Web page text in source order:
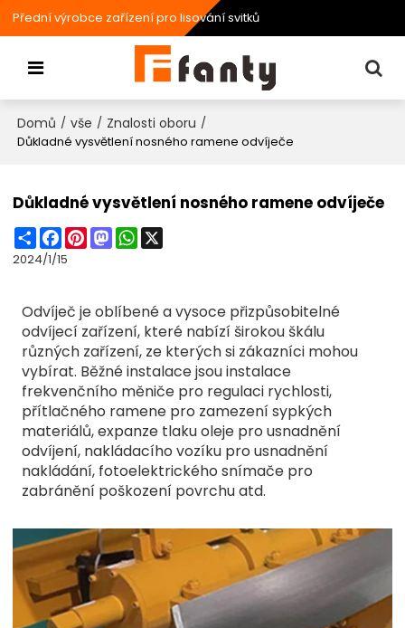
Přední výrobce zařízení pro lisování svitků
Domů / vše / Znalosti oboru /
Důkladné vysvětlení nosného ramene odvíječe
Důkladné vysvětlení nosného ramene odvíječe
ShareFacebook
PinterestMastodonWhatsApp
2024/1/15
Odvíječ je oblíbené a vysoce přizpůsobitelné
odvíjecí zařízení, které nabízí širokou škálu
různých zařízení, ze kterých si zákazníci mohou
vybírat. Běžné instalace jsou instalace
frekvenčního měniče pro regulaci rychlosti,
přítlačného ramene pro zamezení sypkých
materiálů, expanze tlaku oleje pro usnadnění
odvíjení, nakládacího vozíku pro usnadnění
nakládání, fotoelektrického snímače pro
zabránění poškození povrchu atd.